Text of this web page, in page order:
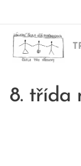
8. třída